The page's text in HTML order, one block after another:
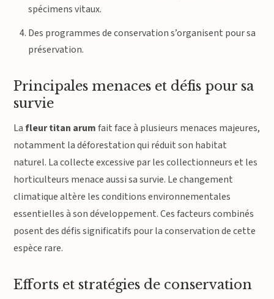
spécimens vitaux.
Des programmes de conservation s’organisent pour sa
préservation.
Principales menaces et défis pour sa
survie
Lafleur titan arumfait face à plusieurs menaces majeures,
notamment la déforestation qui réduit son habitat
naturel. La collecte excessive par les collectionneurs et les
horticulteurs menace aussi sa survie. Le changement
climatique altère les conditions environnementales
essentielles à son développement. Ces facteurs combinés
posent des défis significatifs pour la conservation de cette
espèce rare.
Efforts et stratégies de conservation